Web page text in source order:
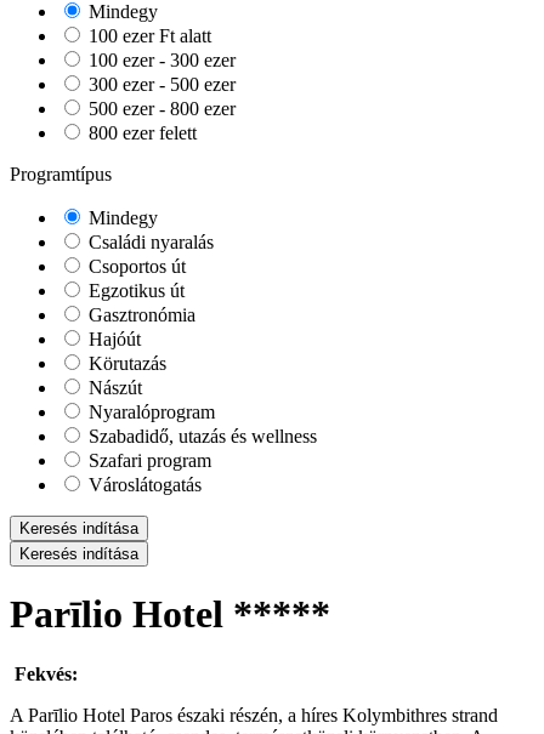
Mindegy
100 ezer Ft alatt
100 ezer - 300 ezer
300 ezer - 500 ezer
500 ezer - 800 ezer
800 ezer felett
Programtípus
Mindegy
Családi nyaralás
Csoportos út
Egzotikus út
Gasztronómia
Hajóút
Körutazás
Nászút
Nyaralóprogram
Szabadidő, utazás és wellness
Szafari program
Városlátogatás
Keresés indítása
Keresés indítása
Parīlio Hotel *****
Fekvés:
A Parīlio Hotel Paros északi részén, a híres Kolymbithres strand